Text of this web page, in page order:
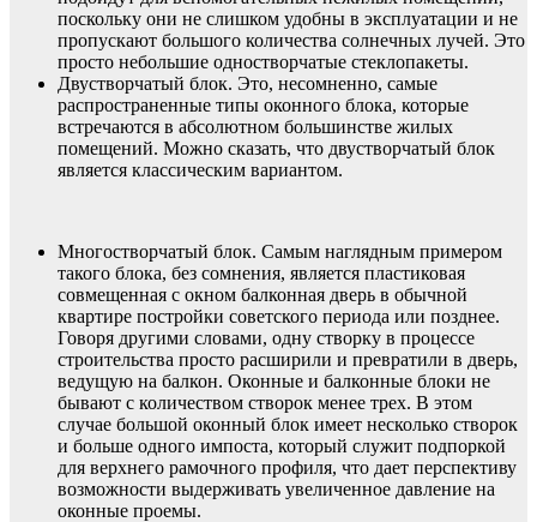
поскольку они не слишком удобны в эксплуатации и не
пропускают большого количества солнечных лучей. Это
просто небольшие одностворчатые стеклопакеты.
Двустворчатый блок. Это, несомненно, самые
распространенные типы оконного блока, которые
встречаются в абсолютном большинстве жилых
помещений. Можно сказать, что двустворчатый блок
является классическим вариантом.
Многостворчатый блок. Самым наглядным примером
такого блока, без сомнения, является пластиковая
совмещенная с окном балконная дверь в обычной
квартире постройки советского периода или позднее.
Говоря другими словами, одну створку в процессе
строительства просто расширили и превратили в дверь,
ведущую на балкон. Оконные и балконные блоки не
бывают с количеством створок менее трех. В этом
случае большой оконный блок имеет несколько створок
и больше одного импоста, который служит подпоркой
для верхнего рамочного профиля, что дает перспективу
возможности выдерживать увеличенное давление на
оконные проемы.